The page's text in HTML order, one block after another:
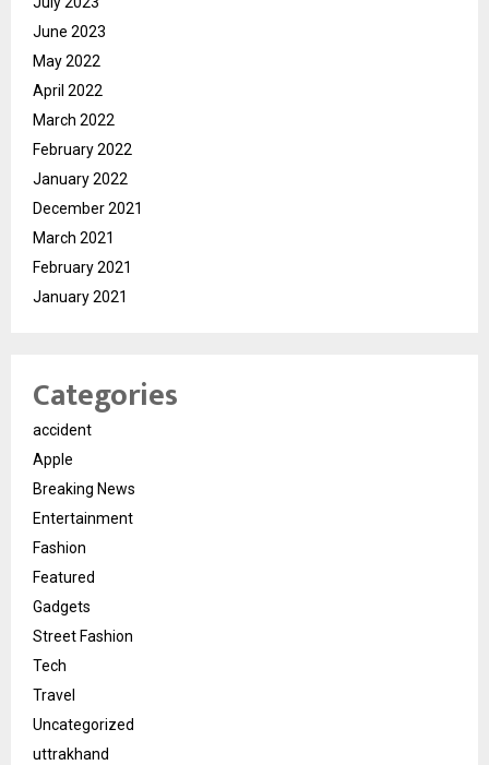
June 2023
May 2022
April 2022
March 2022
February 2022
January 2022
December 2021
March 2021
February 2021
January 2021
Categories
accident
Apple
Breaking News
Entertainment
Fashion
Featured
Gadgets
Street Fashion
Tech
Travel
Uncategorized
uttrakhand